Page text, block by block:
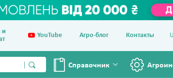
и
YouTube Агро-блог Контакты
Справочник